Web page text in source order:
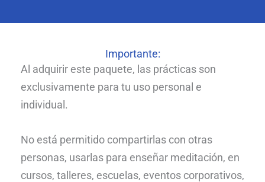
Importante:
Al adquirir este paquete, las prácticas son
exclusivamente para tu uso personal e
individual.
No está permitido compartirlas con otras
personas, usarlas para enseñar meditación, en
cursos, talleres, escuelas, eventos corporativos,